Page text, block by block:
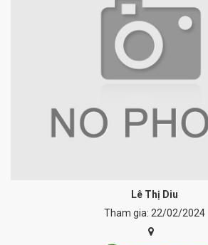
Lê Thị Diu
Tham gia: 22/02/2024